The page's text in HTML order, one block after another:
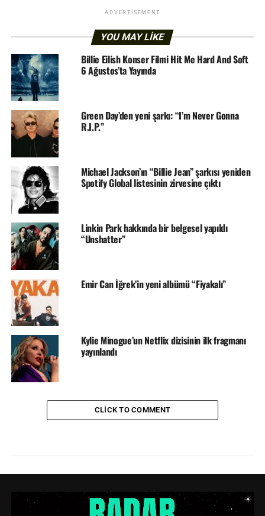
ADVERTISEMENT
YOU MAY LIKE
Billie Eilish Konser Filmi Hit Me Hard And Soft
6 Ağustos’ta Yayında
Green Day’den yeni şarkı: “I’m Never Gonna
R.I.P.”
Michael Jackson’ın “Billie Jean” şarkısı yeniden
Spotify Global listesinin zirvesine çıktı
Linkin Park hakkında bir belgesel yapıldı
“Unshatter”
Emir Can İğrek’in yeni albümü “Fiyakalı”
Kylie Minogue’un Netflix dizisinin ilk fragmanı
yayınlandı
CLICK TO COMMENT